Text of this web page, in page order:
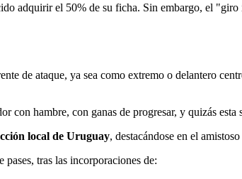
adquirir el 50% de su ficha. Sin embargo, el
de ataque, ya sea como extremo o delantero
hambre, con ganas de progresar, y quizás esta
local de Uruguay, destacándose en el
pases, tras las incorporaciones de: